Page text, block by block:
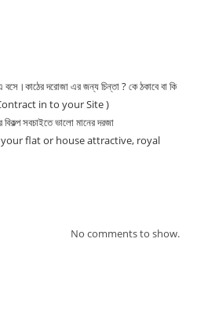
বসে।কাঠের দরোজা এর জন্য চিন্তা ? কে ঠকাবে বা কি
Contract in to your Site )
সবচাইতে ভালো মানের দরজা
flat or house attractive, royal
No comments to show.